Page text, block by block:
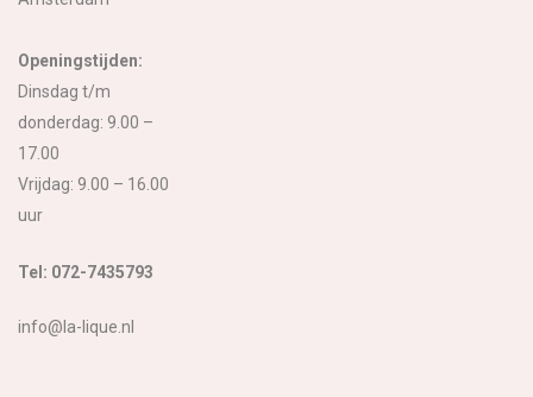
Openingstijden:
Dinsdag t/m
donderdag: 9.00 –
17.00
Vrijdag: 9.00 – 16.00
uur
Tel: 072-7435793
info@la-lique.nl